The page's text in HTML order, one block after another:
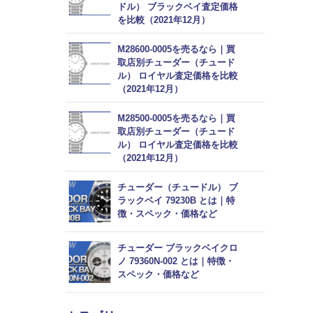
ドル） ブラックベイ査定価格
を比較（2021年12月）
M28600-0005を売るなら｜買
取店別チューダー（チュード
ル） ロイヤル査定価格を比較
（2021年12月）
M28500-0005を売るなら｜買
取店別チューダー（チュード
ル） ロイヤル査定価格を比較
（2021年12月）
チューダー（チュードル） ブ
ラックベイ 79230B とは｜特
徴・スペック・価格など
チューダー ブラックベイクロ
ノ 79360N-002 とは｜特徴・
スペック・価格など